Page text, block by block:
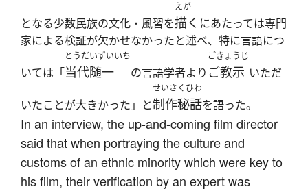
となる少数民族の文化・風習を
えが
描く にあたっては専門
家による検証が欠かせなかったと述べ、特に言語につ
いては「
とうだいずいいち
当代随一 の言語学者より
ごきょうじ
ご教示 いただ
いたことが大きかった」と
せいさくひわ
制作秘話を語った。
In an interview, the up-and-coming film director
said that when portraying the culture and
customs of an ethnic minority which were key to
his film, their verification by an expert was